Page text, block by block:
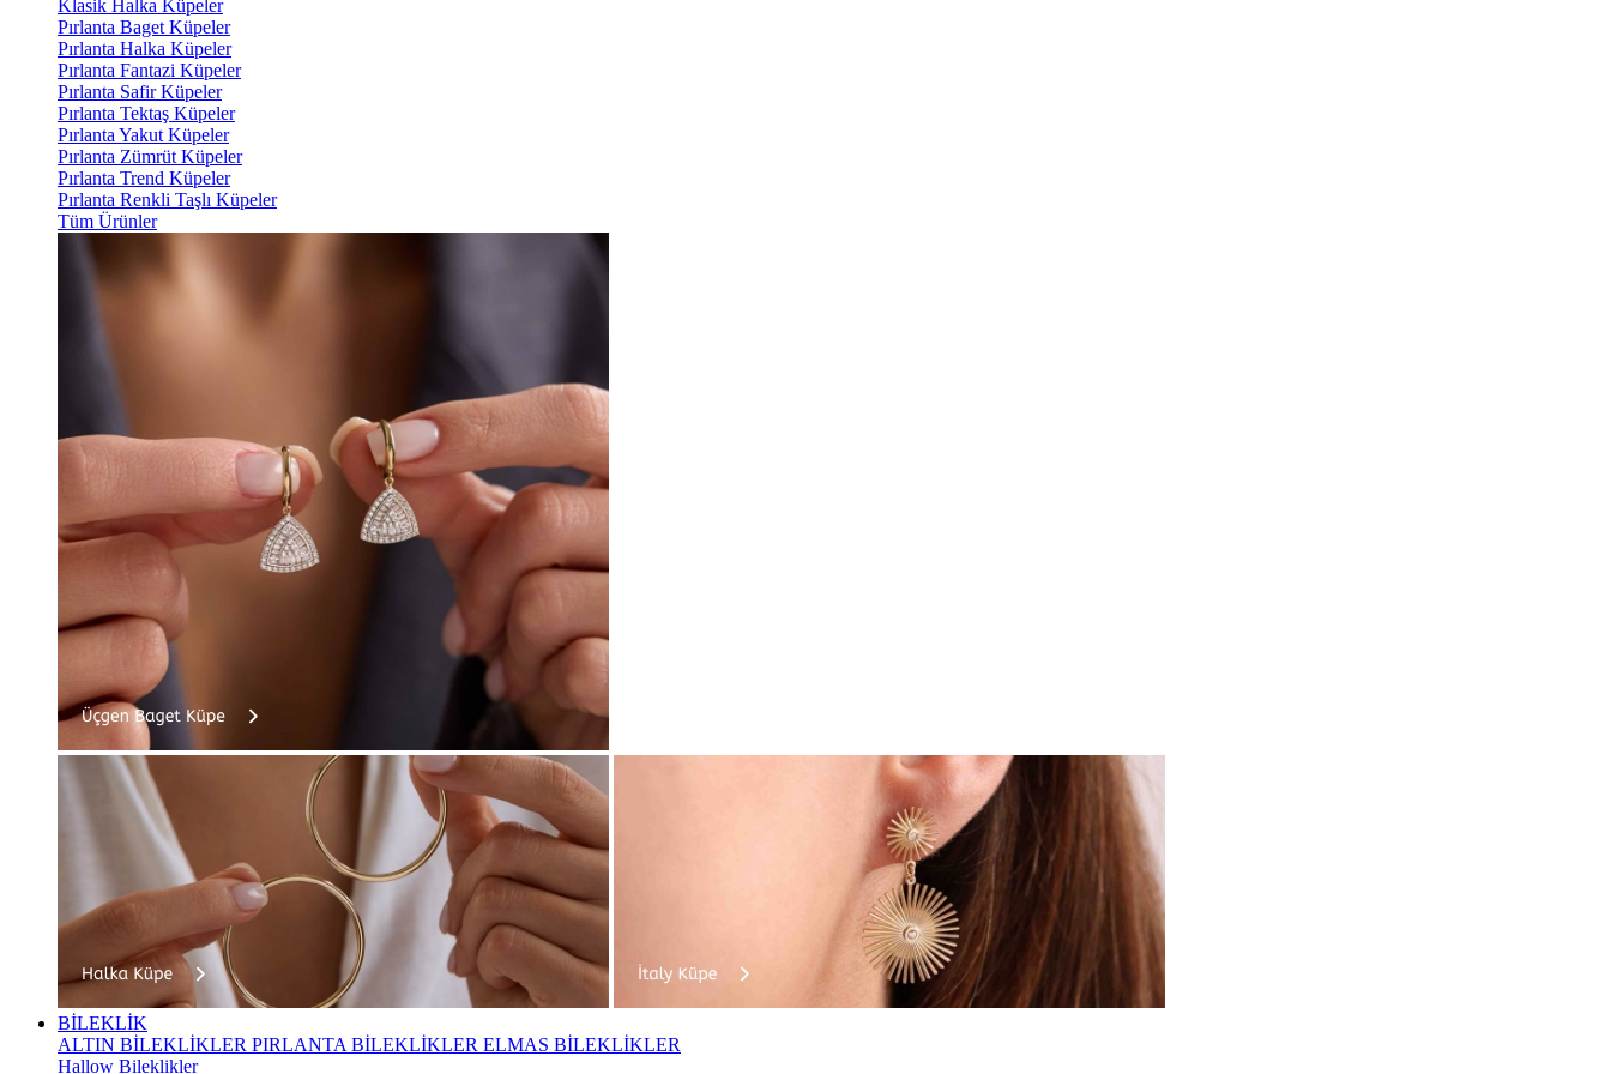
Klasik Halka Küpeler
Pırlanta Baget Küpeler
Pırlanta Halka Küpeler
Pırlanta Fantazi Küpeler
Pırlanta Safir Küpeler
Pırlanta Tektaş Küpeler
Pırlanta Yakut Küpeler
Pırlanta Zümrüt Küpeler
Pırlanta Trend Küpeler
Pırlanta Renkli Taşlı Küpeler
Tüm Ürünler
BİLEKLİK
ALTIN BİLEKLİKLER PIRLANTA BİLEKLİKLER ELMAS BİLEKLİKLER
Hallow Bileklikler